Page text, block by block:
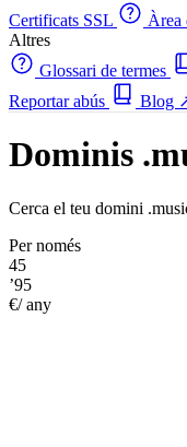
Certificats SSL
Àrea
Altres
Glossari de termes
Reportar abús
Blog
Dominis
Cerca el teu domini
Per només
45
’95
€/ any